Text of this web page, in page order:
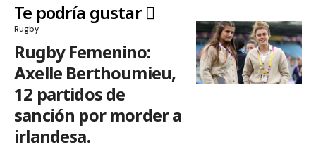
Te podría gustar
Rugby
Rugby Femenino:
Axelle Berthoumieu,
12 partidos de
sanción por morder a
irlandesa.